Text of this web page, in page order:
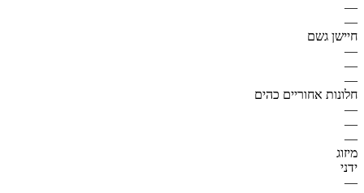
—
—
חיישן גשם
—
—
—
חלונות אחוריים כהים
—
—
—
מיזוג
ידני
—